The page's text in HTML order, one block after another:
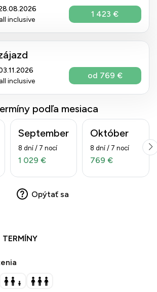
TERMÍNY
inclusive
1 423 €
inclusive
od 769 €
podľa mesiaca
September
8 dní / 7 nocí
1 029 €
Október
8 dní / 7 nocí
769 €
Opýtať sa